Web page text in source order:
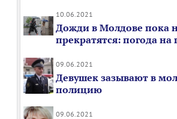
10.06.2021
Дожди в Молдове пока
прекратятся: погода на
09.06.2021
Девушек зазывают в
полицию
09.06.2021